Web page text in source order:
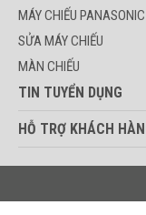
MÁY CHIẾU PANASONIC
SỬA MÁY CHIẾU
MÀN CHIẾU
TIN TUYỂN DỤNG
HỖ TRỢ KHÁCH